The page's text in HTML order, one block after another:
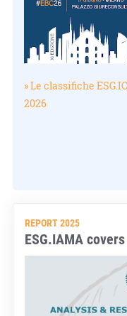
» Le classifiche
2026
REPORT 2025
ESG.IAMA